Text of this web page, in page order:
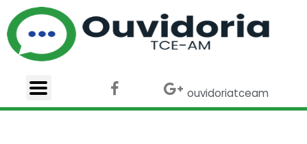
para
conteúdo
F
a
c
t
G
o
o
ouvidoriatceam